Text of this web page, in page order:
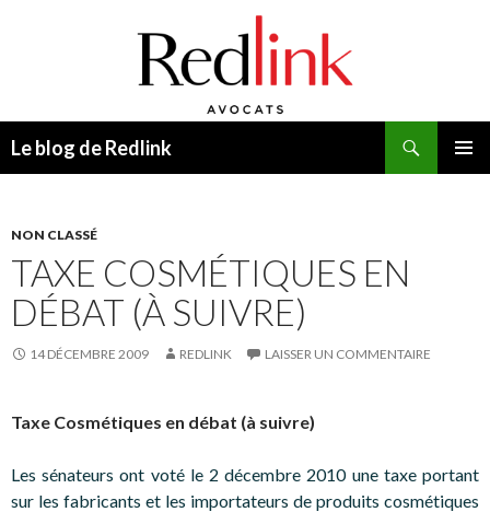
Le blog de Redlink
NON CLASSÉ
TAXE COSMÉTIQUES EN
DÉBAT (À SUIVRE)
14 DÉCEMBRE 2009 REDLINK LAISSER UN COMMENTAIRE
Taxe Cosmétiques en débat (à suivre)
Les sénateurs ont voté le 2 décembre 2010 une taxe portant
sur les fabricants et les importateurs de produits cosmétiques